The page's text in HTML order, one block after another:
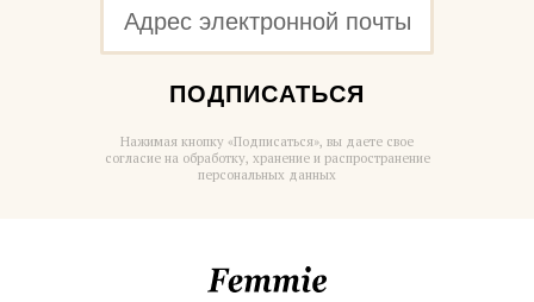
ПОДПИСАТЬСЯ
Нажимая кнопку «Подписаться», вы даете свое
согласие на обработку, хранение и распространение
персональных данных